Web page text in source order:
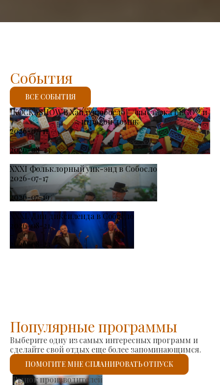
KOCKASHOW В Хайдушобосло — выставка LEGO® и
игровой домик
2026-07-11
-
2026-08-23
XXXI Фольклорный уик-энд в Собосло
2026-07-17
-
2026-07-19
XXXI. Дни диксиленда в Собосло
2026-08-21
-
2026-08-23
События
ВСЕ СОБЫТИЯ
Популярные программы
Выберите одну из самых интересных программ и
сделайте свой отдых еще более запоминающимся.
ПОМОГИТЕ МНЕ СПЛАНИРОВАТЬ ОТПУСК
Римско-католическая церковь